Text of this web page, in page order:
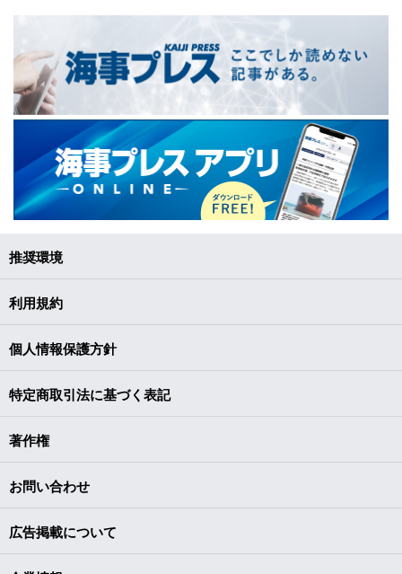
推奨環境
利用規約
個人情報保護方針
特定商取引法に基づく表記
著作権
お問い合わせ
広告掲載について